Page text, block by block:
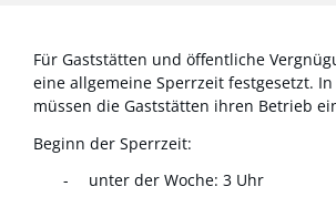
Für Gaststätten und öffentliche
eine allgemeine Sperrzeit festgesetzt.
müssen die Gaststätten ihren Betrieb
Beginn der Sperrzeit:
unter der Woche: 3 Uhr